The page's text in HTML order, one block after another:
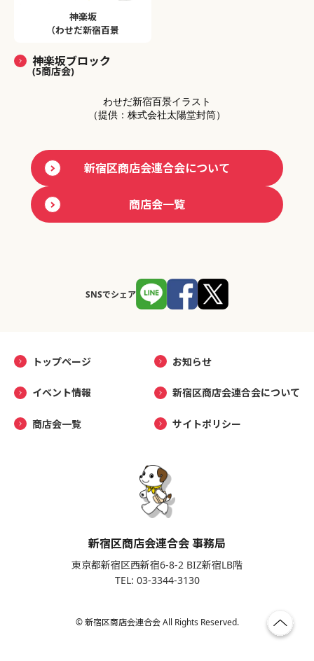
神楽坂
（わせだ新宿百景
神楽坂ブロック
(5商店会)
わせだ新宿百景イラスト
（提供：株式会社太陽堂封筒）
新宿区商店会連合会について
商店会一覧
SNSでシェア
トップページ お知らせ
イベント情報 新宿区商店会連合会について
商店会一覧 サイトポリシー
新宿区商店会連合会 事務局
東京都新宿区西新宿6-8-2 BIZ新宿LB階
TEL: 03-3344-3130
© 新宿区商店会連合会 All Rights Reserved.